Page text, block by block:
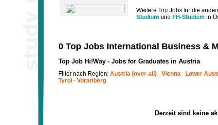
Weitere Top Jobs für die
Studium und FH-Studium in
0 Top Jobs International Business &
Top Job Hi!Way - Jobs for Graduates in Austria
Filter nach Region: Austria (over-all) - Vienna - Lower
Tyrol - Vorarlberg
Derzeit sind keine